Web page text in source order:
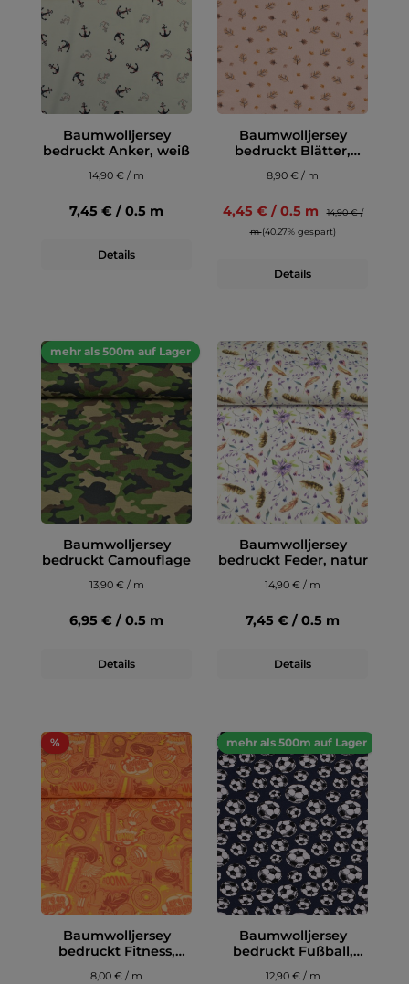
Baumwolljersey
bedruckt Anker, weiß
14,90 € / m
7,45 € / 0.5 m
Details
Baumwolljersey
bedruckt Blätter,
8,90 € / m
4,45 € / 0.5 m
14,90 € /
m(40.27% gespart)
Details
mehr als 500m auf Lager
Baumwolljersey
bedruckt Camouflage
13,90 € / m
6,95 € / 0.5 m
Details
Baumwolljersey
bedruckt Feder, natur
14,90 € / m
7,45 € / 0.5 m
Details
%
Baumwolljersey
bedruckt Fitness,
orange
8,00 € / m
mehr als 500m auf Lager
Baumwolljersey
bedruckt Fußball,
dunkelblau
12,90 € / m